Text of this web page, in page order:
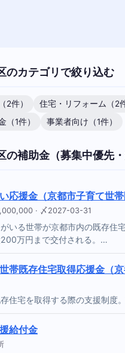
のカテゴリで絞り込む
2件） 住宅・リフォーム（2
（1件）
事業者向け（1件）
の補助金（募集中優先・
応援金（京都市子育て世帯
· 〆2027-03-31
いる世帯が京都市内の既存住
万円まで交付される。…
帯既存住宅取得応援金（京
住宅を取得する際の支援制度
給付金